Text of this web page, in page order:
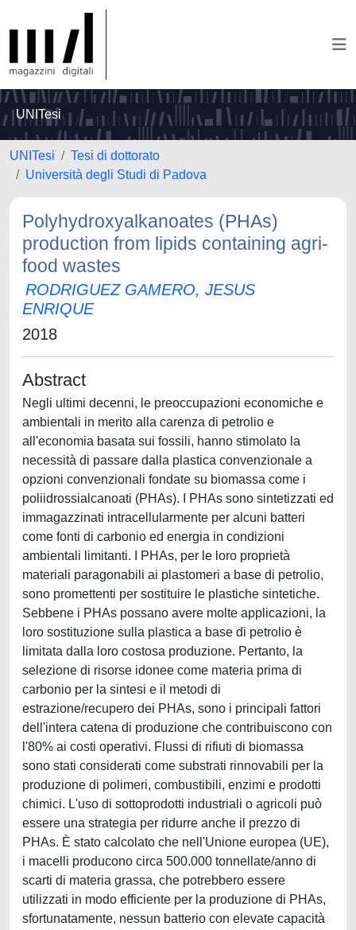
UNITesi
UNITesi
Tesi di dottorato
Università degli Studi di Padova
Polyhydroxyalkanoates (PHAs)
production from lipids containing agri-
food wastes
RODRIGUEZ GAMERO, JESUS
ENRIQUE
2018
Abstract
Negli ultimi decenni, le preoccupazioni economiche e
ambientali in merito alla carenza di petrolio e
all'economia basata sui fossili, hanno stimolato la
necessità di passare dalla plastica convenzionale a
opzioni convenzionali fondate su biomassa come i
poliidrossialcanoati (PHAs). I PHAs sono sintetizzati ed
immagazzinati intracellularmente per alcuni batteri
come fonti di carbonio ed energia in condizioni
ambientali limitanti. I PHAs, per le loro proprietà
materiali paragonabili ai plastomeri a base di petrolio,
sono promettenti per sostituire le plastiche sintetiche.
Sebbene i PHAs possano avere molte applicazioni, la
loro sostituzione sulla plastica a base di petrolio è
limitata dalla loro costosa produzione. Pertanto, la
selezione di risorse idonee come materia prima di
carbonio per la sintesi e il metodi di
estrazione/recupero dei PHAs, sono i principali fattori
dell'intera catena di produzione che contribuiscono con
l'80% ai costi operativi. Flussi di rifiuti di biomassa
sono stati considerati come substrati rinnovabili per la
produzione di polimeri, combustibili, enzimi e prodotti
chimici. L'uso di sottoprodotti industriali o agricoli può
essere una strategia per ridurre anche il prezzo di
PHAs. È stato calcolato che nell'Unione europea (UE),
i macelli producono circa 500.000 tonnellate/anno di
scarti di materia grassa, che potrebbero essere
utilizzati in modo efficiente per la produzione di PHAs,
sfortunatamente, nessun batterio con elevate capacità